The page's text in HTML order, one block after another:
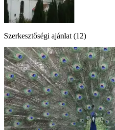
Szerkesztőségi ajánlat (12)